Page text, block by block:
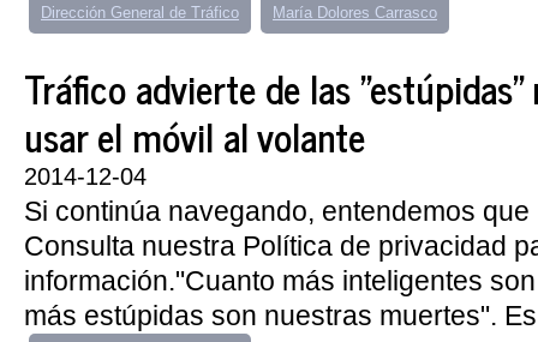
Dirección General de Tráfico María Dolores Carrasco
Tráfico advierte de las
usar el móvil al volante
2014-12-04
Si continúa navegando, entendemos
Consulta nuestra Política de privacidad
información."Cuanto más inteligentes
más estúpidas son nuestras muertes".